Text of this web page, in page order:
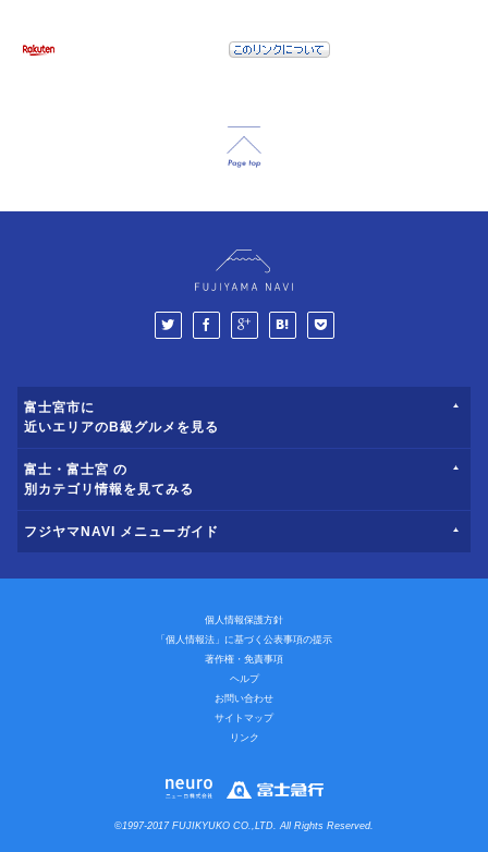
富士宮市に
近いエリアのB級グルメを見る
富士・富士宮 の
別カテゴリ情報を見てみる
フジヤマNAVI メニューガイド
個人情報保護方針
「個人情報法」に基づく公表事項の提示
著作権・免責事項
ヘルプ
お問い合わせ
サイトマップ
リンク
©1997-2017 FUJIKYUKO CO.,LTD. All Rights Reserved.